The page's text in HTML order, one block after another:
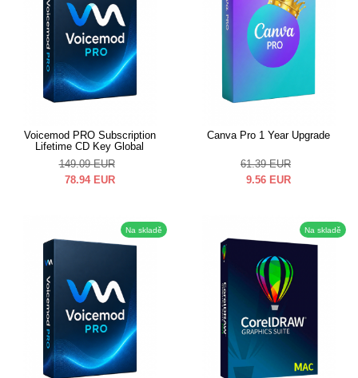
Voicemod PRO Subscription
Lifetime CD Key Global
149.09 EUR
78.94 EUR
Canva Pro 1 Year Upgrade
61.39 EUR
9.56 EUR
Na skladě Na skladě